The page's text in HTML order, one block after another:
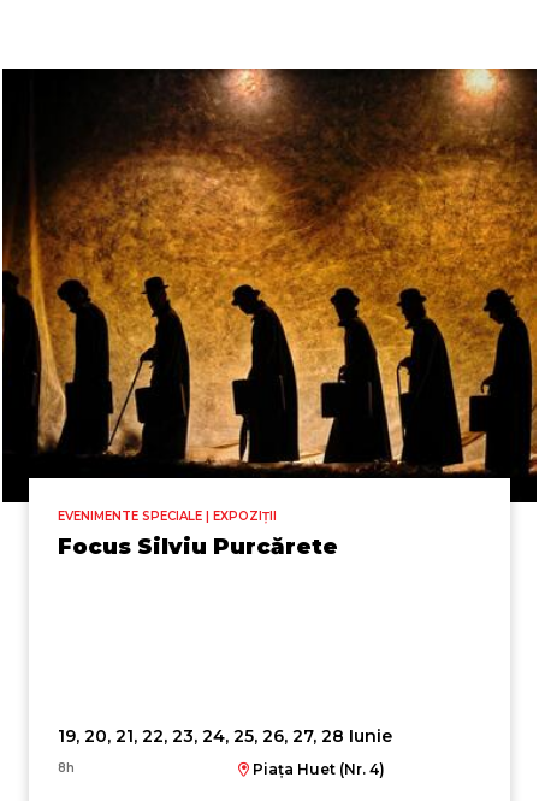
EVENIMENTE SPECIALE | EXPOZIȚII
Focus Silviu Purcărete
19, 20, 21, 22, 23, 24, 25, 26, 27, 28 Iunie
8h Piața Huet (Nr. 4)